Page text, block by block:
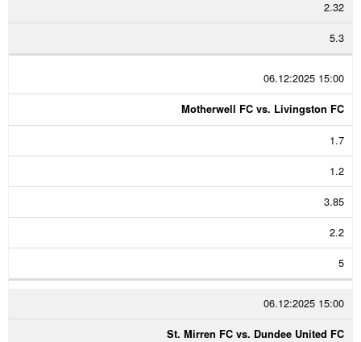
2.32
5.3
06.12:2025 15:00
Motherwell FC vs. Livingston FC
1.7
1.2
3.85
2.2
5
06.12:2025 15:00
St. Mirren FC vs. Dundee United FC